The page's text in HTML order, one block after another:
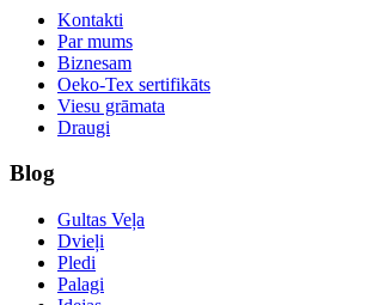
Kontakti
Par mums
Biznesam
Oeko-Tex sertifikāts
Viesu grāmata
Draugi
Blog
Gultas Veļa
Dvieļi
Pledi
Palagi